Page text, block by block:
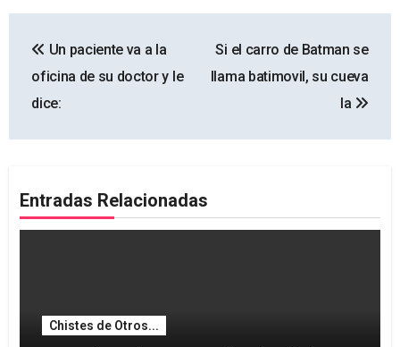
de
entradas
Un paciente va a la
oficina de su doctor y le
dice:
Si el carro de Batman se
llama batimovil, su cueva
la
Entradas Relacionadas
Chistes de Otros...